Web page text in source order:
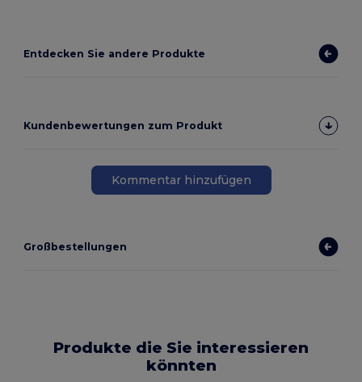
Entdecken Sie andere Produkte
Kundenbewertungen zum Produkt
Kommentar hinzufügen
Großbestellungen
Produkte die Sie interessieren
könnten